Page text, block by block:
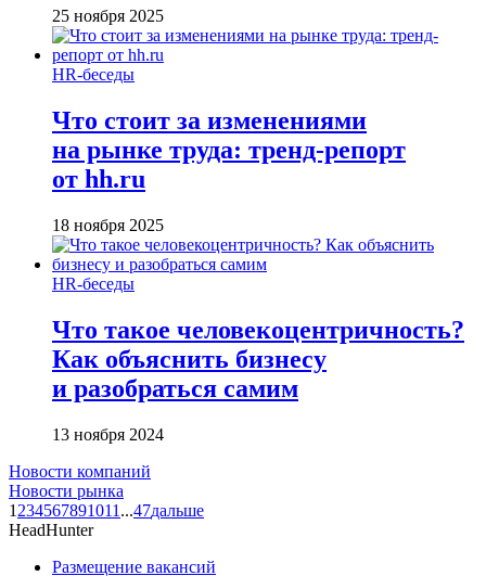
25 ноября 2025
HR-беседы
Что стоит за изменениями
на рынке труда: тренд-репорт
от hh.ru
18 ноября 2025
HR-беседы
Что такое человеко­центричность?
Как объяснить бизнесу
и разобраться самим
13 ноября 2024
Новости компаний
Новости рынка
1 234567891011 ...47дальше
HeadHunter
Размещение вакансий